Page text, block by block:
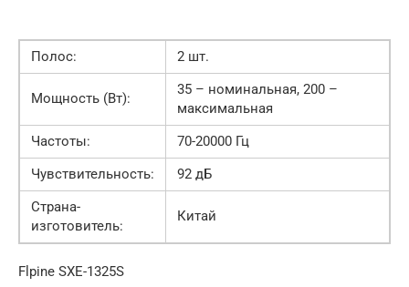
Полос: 2 шт.
Мощность (Вт):
35 – номинальная, 200 –
максимальная
Частоты:
70-20000 Гц
Чувствительность:
92 дБ
Страна-
изготовитель:
Китай
Flpine SXE-1325S